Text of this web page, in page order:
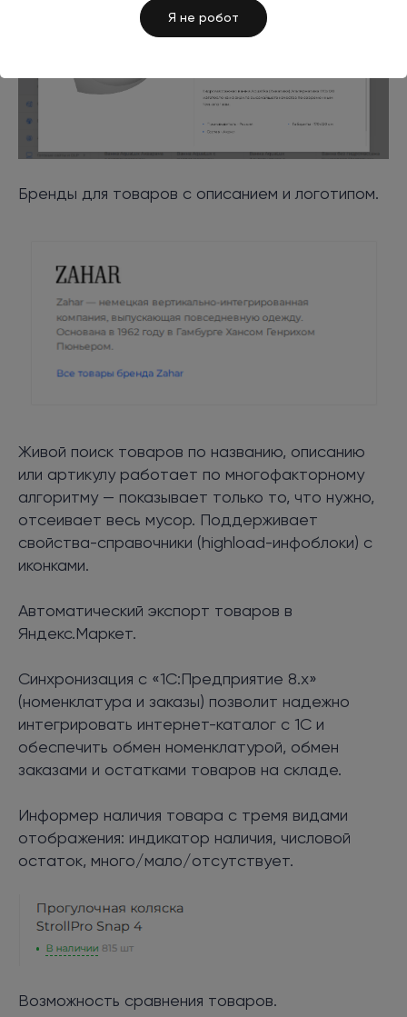
Я не робот
Бренды для товаров с описанием и логотипом.
Живой поиск товаров по названию, описанию
или артикулу работает по многофакторному
алгоритму — показывает только то, что нужно,
отсеивает весь мусор. Поддерживает
свойства-справочники (highload-инфоблоки) с
иконками.
Автоматический экспорт товаров в
Яндекс.Маркет.
Синхронизация с «1С:Предприятие 8.х»
(номенклатура и заказы) позволит надежно
интегрировать интернет-каталог с 1С и
обеспечить обмен номенклатурой, обмен
заказами и остатками товаров на складе.
Информер наличия товара с тремя видами
отображения: индикатор наличия, числовой
остаток, много/мало/отсутствует.
Возможность сравнения товаров.